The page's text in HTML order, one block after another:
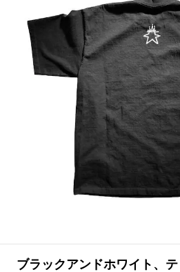
#SHOPPING ADDICT #憧れ
#ESSENTIAL DESIGNS #古
#NEW VINTAGE #マイナー
#路地裏てぃーん。
#GH 銘品の所以 #フイナム
#Commune H #FOCUS IT
#FASHION
#LIFESTYLE #SNEAKER
#SPORTS #HANDSOME
ブラックアンドホワイト、